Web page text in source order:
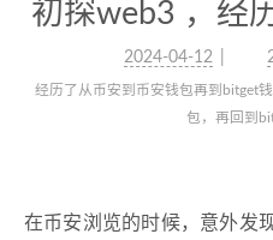
初探web3 ，经
2024-04-12
经历了从币安到币安钱包再到bitget
包，再回到
在币安浏览的时候，意外发